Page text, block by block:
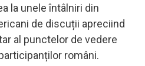
la unele întâlniri din
de discuții apreciind
al punctelor de vedere
români.